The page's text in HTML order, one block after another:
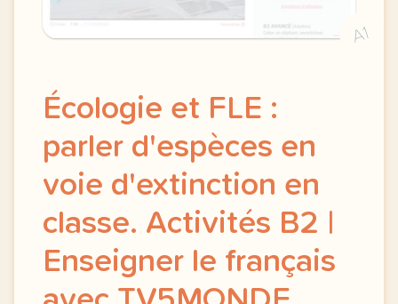
A1
Écologie et FLE :
parler d'espèces en
voie d'extinction en
classe. Activités B2 |
Enseigner le français